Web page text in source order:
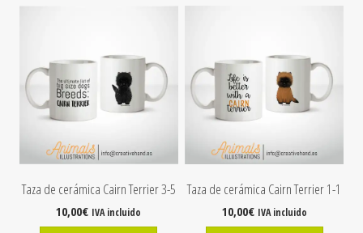
Taza de cerámica Cairn Terrier 3-5
10,00€ IVA incluido
Taza de cerámica Cairn Terrier 1-1
10,00€ IVA incluido